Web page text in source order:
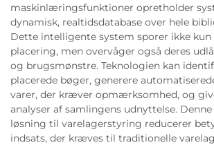
maskinlæringsfunktioner opretholder
dynamisk, realtidsdatabase over hele
Dette intelligente system sporer ikke
placering, men overvåger også deres
og brugsmønstre. Teknologien kan
placerede bøger, generere
varer, der kræver opmærksomhed, og
analyser af samlingens udnyttelse.
løsning til varelagerstyring reducerer
indsats, der kræves til traditionelle